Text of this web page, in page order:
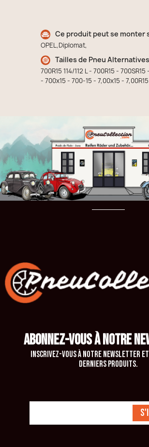
Ce produit peut se monter
OPEL,Diplomat,
Tailles de Pneu Alternatives
700R15 114/112 L - 700R15 - 700SR15
- 700x15 - 700-15 - 7,00x15 -
ABONNEZ-VOUS À NOTRE
Inscrivez-vous à notre newsletter
derniers produits.